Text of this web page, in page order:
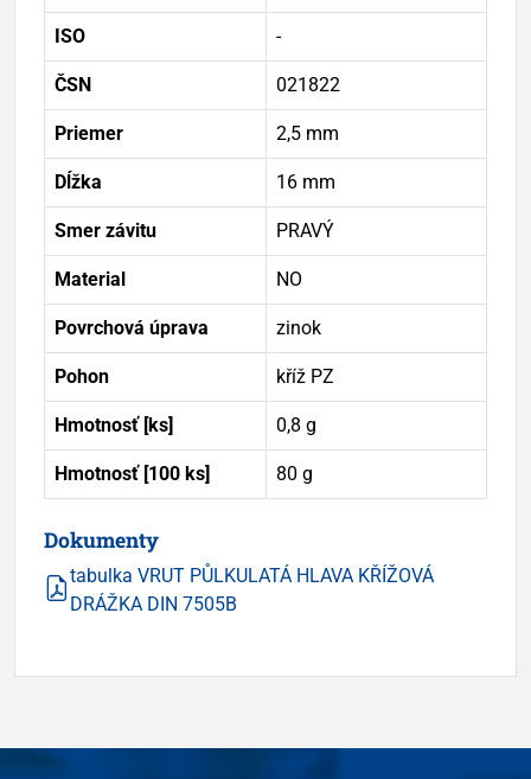
ISO -
ČSN 021822
Priemer 2,5 mm
Dĺžka 16 mm
Smer závitu PRAVÝ
Material NO
Povrchová úprava zinok
Pohon kříž PZ
Hmotnosť [ks] 0,8 g
Hmotnosť [100 ks] 80 g
Dokumenty
tabulka VRUT PŮLKULATÁ HLAVA KŘÍŽOVÁ
DRÁŽKA DIN 7505B